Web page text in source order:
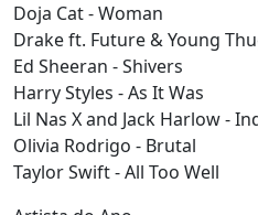
Doja Cat - Woman
Drake ft. Future & Young
Ed Sheeran - Shivers
Harry Styles - As It Was
Lil Nas X and Jack Harlow -
Olivia Rodrigo - Brutal
Taylor Swift - All Too Well